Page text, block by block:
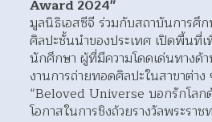
Award 2024"
มูลนิธิเอสซีจี ร่วมกับสถาบันการศึ
ศิลปะชั้นนำของประเทศ เปิดพื้นที่
นักศึกษา ผู้ที่มีความโดดเด่นทางด้
งานการถ่ายทอดศิลปะในสาขาต่าง
“Beloved Universe บอกรักโลก
โอกาสในการชิงถ้วยรางวัลพระรา